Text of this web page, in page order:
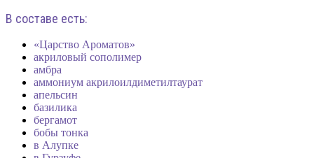
В составе есть:
«Царство Ароматов»
акриловый сополимер
амбра
аммониум акрилоилдиметилтаурат
апельсин
базилика
бергамот
бобы тонка
в Алупке